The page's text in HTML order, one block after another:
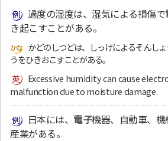
過度の湿度は、湿気による損傷で
き起こすことがある。
かどのしつどは、しっけによるそんし
うをひきおこすことがある。
Excessive humidity can cause
malfunction due to moisture damage.
日本には、 電子機器、自動車、
産業がある。